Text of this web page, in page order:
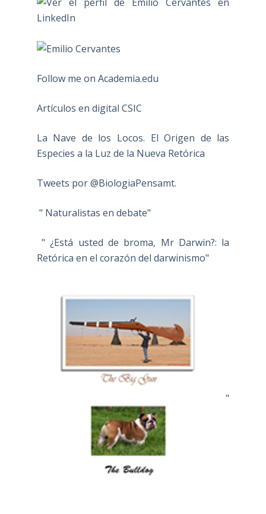
Follow me on Academia.edu
Artículos en digital CSIC
La Nave de los Locos. El Origen de las
Especies a la Luz de la Nueva Retórica
Tweets por @BiologiaPensamt.
" Naturalistas en debate"
" ¿Está usted de broma, Mr Darwin?: la
Retórica en el corazón del darwinismo"
"